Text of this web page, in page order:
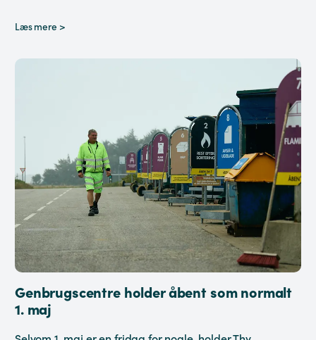
Læs mere >
Genbrugscentre holder åbent som normalt
1. maj